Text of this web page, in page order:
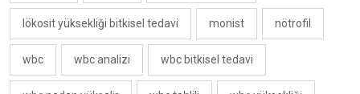
lökosit yüksekliği bitkisel tedavi monist nötrofil
wbc wbc analizi wbc bitkisel tedavi